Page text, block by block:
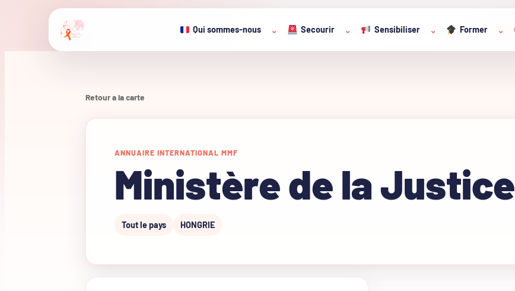
Qui sommes-nous ⌄ Secourir ⌄ Sensibiliser ⌄ Former ⌄
Retour a la carte
ANNUAIRE INTERNATIONAL MMF
Ministère de la Justice
Tout le pays HONGRIE